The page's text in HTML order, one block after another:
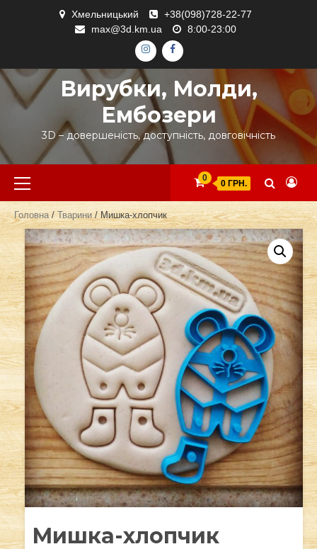
Хмельницький
+38(098)728-22-77
max@3d.km.ua
8:00-23:00
ІНСТАГРАМ
ФЕЙСБУК
Вирубки, Молди,
Ембозери
3D – довершеність, доступність, довговічність
Primary
Menu
0
0 ГРН.
Головна/Тварини/ Мишка-хлопчик
Мишка-хлопчик